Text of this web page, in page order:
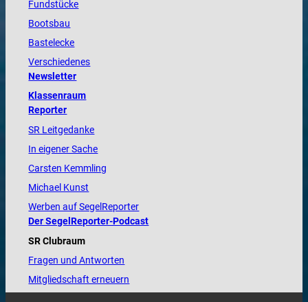
Fundstücke
Bootsbau
Bastelecke
Verschiedenes
Newsletter
Klassenraum
Reporter
SR Leitgedanke
In eigener Sache
Carsten Kemmling
Michael Kunst
Werben auf SegelReporter
Der SegelReporter-Podcast
SR Clubraum
Fragen und Antworten
Mitgliedschaft erneuern